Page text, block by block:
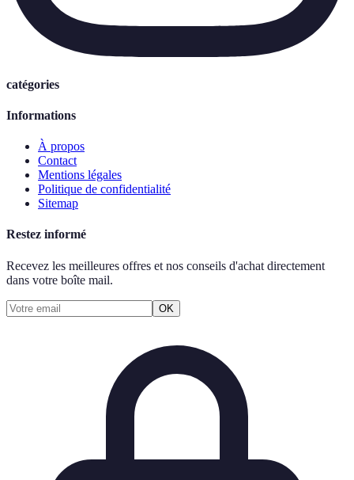
catégories
Informations
À propos
Contact
Mentions légales
Politique de confidentialité
Sitemap
Restez informé
Recevez les meilleures offres et nos conseils d'achat directement
dans votre boîte mail.
OK